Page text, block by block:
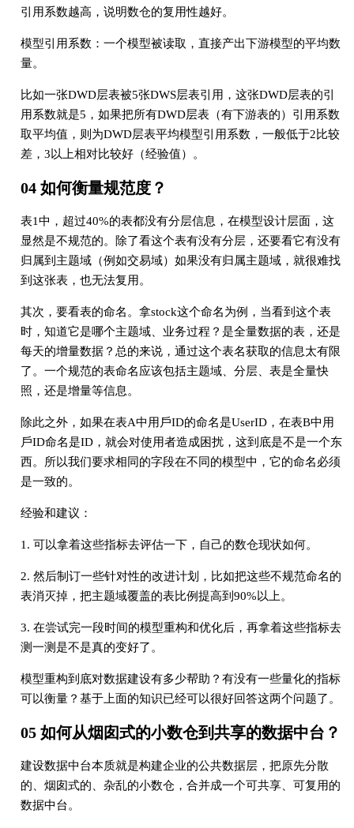
引⽤系数越⾼，说明数仓的复⽤性越好。
模型引⽤系数：⼀个模型被读取，直接产出下游模型的平均数
量。
⽐如⼀张DWD层表被5张DWS层表引⽤，这张DWD层表的引
⽤系数就是5，如果把所有DWD层表（有下游表的）引⽤系数
取平均值，则为DWD层表平均模型引⽤系数，⼀般低于2⽐较
差，3以上相对⽐较好（经验值）。
04 如何衡量规范度？
表1中，超过40%的表都没有分层信息，在模型设计层⾯，这
显然是不规范的。除了看这个表有没有分层，还要看它有没有
归属到主题域（例如交易域）如果没有归属主题域，就很难找
到这张表，也⽆法复⽤。
其次，要看表的命名。拿stock这个命名为例，当看到这个表
时，知道它是哪个主题域、业务过程？是全量数据的表，还是
每天的增量数据？总的来说，通过这个表名获取的信息太有限
了。⼀个规范的表命名应该包括主题域、分层、表是全量快
照，还是增量等信息。
除此之外，如果在表A中⽤⼾ID的命名是UserID，在表B中⽤
⼾ID命名是ID，就会对使⽤者造成困扰，这到底是不是⼀个东
西。所以我们要求相同的字段在不同的模型中，它的命名必须
是⼀致的。
经验和建议：
1. 可以拿着这些指标去评估⼀下，⾃⼰的数仓现状如何。
2. 然后制订⼀些针对性的改进计划，⽐如把这些不规范命名的
表消灭掉，把主题域覆盖的表⽐例提⾼到90%以上。
3. 在尝试完⼀段时间的模型重构和优化后，再拿着这些指标去
测⼀测是不是真的变好了。
模型重构到底对数据建设有多少帮助？有没有⼀些量化的指标
可以衡量？基于上面的知识已经可以很好回答这两个问题了。
05 如何从烟囱式的小数仓到共享的数据中台？
建设数据中台本质就是构建企业的公共数据层，把原先分散
的、烟囱式的、杂乱的⼩数仓，合并成⼀个可共享、可复⽤的
数据中台。